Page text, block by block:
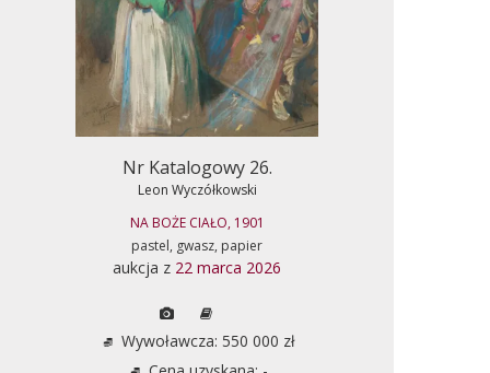
Nr Katalogowy 26.
Leon Wyczółkowski
NA BOŻE CIAŁO, 1901
pastel, gwasz, papier
aukcja z 22 marca 2026
Wywoławcza: 550 000 zł